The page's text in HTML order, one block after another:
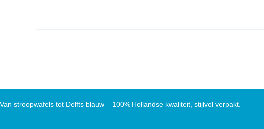
Van stroopwafels tot Delfts blauw – 100% Hollandse kwaliteit, stijlvol verpakt.